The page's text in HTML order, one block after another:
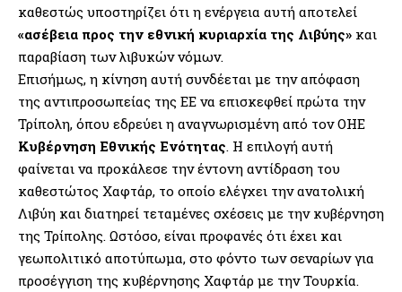
καθεστώς υποστηρίζει ότι η ενέργεια αυτή αποτελεί
«ασέβεια προς την εθνική κυριαρχία της Λιβύης» και
παραβίαση των λιβυκών νόμων.
Επισήμως, η κίνηση αυτή συνδέεται με την απόφαση
της αντιπροσωπείας της ΕΕ να επισκεφθεί πρώτα την
Τρίπολη, όπου εδρεύει η αναγνωρισμένη από τον ΟΗΕ
Κυβέρνηση Εθνικής Ενότητας. Η επιλογή αυτή
φαίνεται να προκάλεσε την έντονη αντίδραση του
καθεστώτος Χαφτάρ, το οποίο ελέγχει την ανατολική
Λιβύη και διατηρεί τεταμένες σχέσεις με την κυβέρνηση
της Τρίπολης. Ωστόσο, είναι προφανές ότι έχει και
γεωπολιτικό αποτύπωμα, στο φόντο των σεναρίων για
προσέγγιση της κυβέρνησης Χαφτάρ με την Τουρκία.